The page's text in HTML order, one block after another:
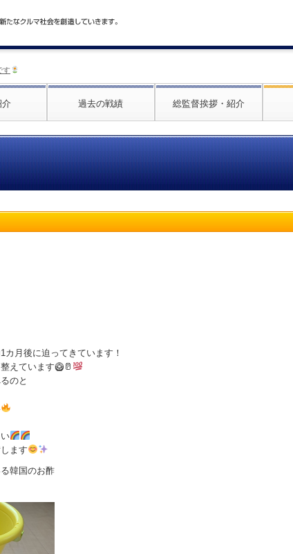
す
介 過去の戦績 総監督挨拶・紹介
月後に迫ってきています！
えています🥝🥛
のと
ます
韓国のお酢